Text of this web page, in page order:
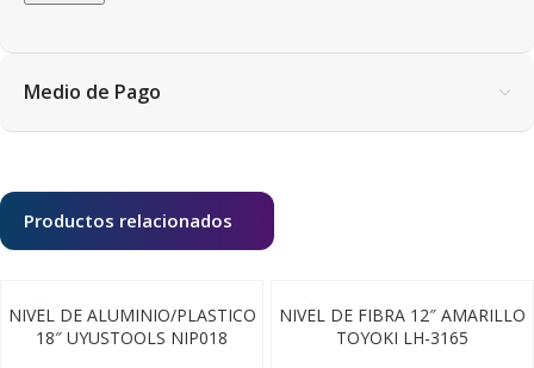
Medio de Pago
Productos relacionados
NIVEL DE ALUMINIO/PLASTICO
18″ UYUSTOOLS NIP018
NIVEL DE FIBRA 12″ AMARILLO
TOYOKI LH-3165